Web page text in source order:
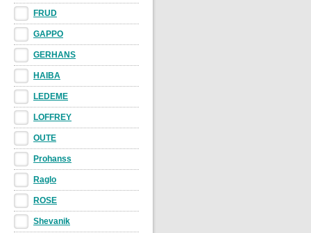
FRUD
GAPPO
GERHANS
HAIBA
LEDEME
LOFFREY
OUTE
Prohanss
Raglo
ROSE
Shevanik